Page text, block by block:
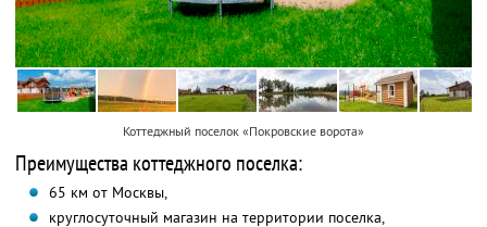
Коттеджный поселок «Покровские ворота»
Преимущества коттеджного поселка:
65 км от Москвы,
круглосуточный магазин на территории поселка,